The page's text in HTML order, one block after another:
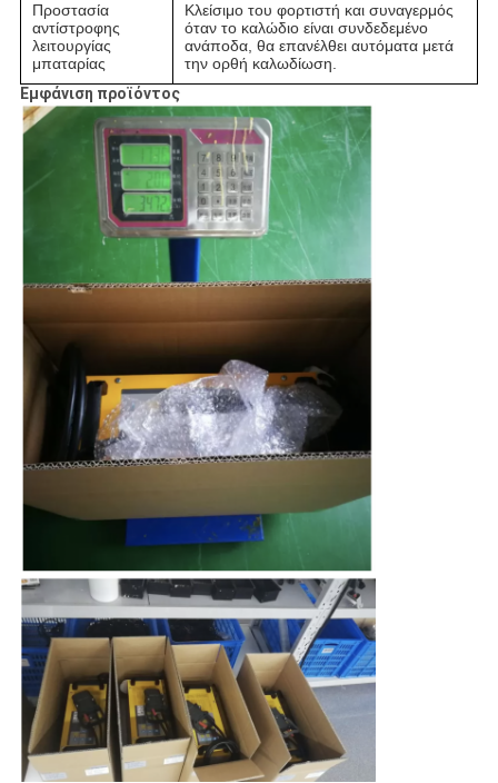
Προστασία
αντίστροφης
λειτουργίας
μπαταρίας
Κλείσιμο του φορτιστή και συναγερμός
όταν το καλώδιο είναι συνδεδεμένο
ανάποδα, θα επανέλθει αυτόματα μετά
την ορθή καλωδίωση.
Εμφάνιση προϊόντος